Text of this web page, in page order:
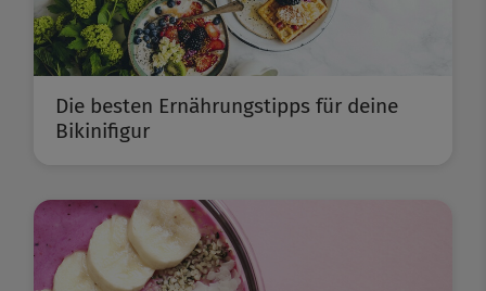
Die besten Ernährungstipps für deine
Bikinifigur